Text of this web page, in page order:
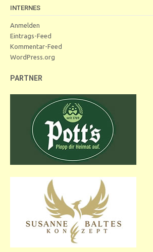
INTERNES
Anmelden
Eintrags-Feed
Kommentar-Feed
WordPress.org
PARTNER